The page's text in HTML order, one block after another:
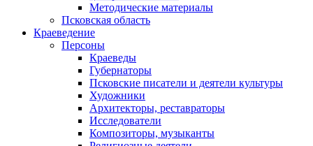
Методические материалы
Псковская область
Краеведение
Персоны
Краеведы
Губернаторы
Псковские писатели и деятели культуры
Художники
Архитекторы, реставраторы
Исследователи
Композиторы, музыканты